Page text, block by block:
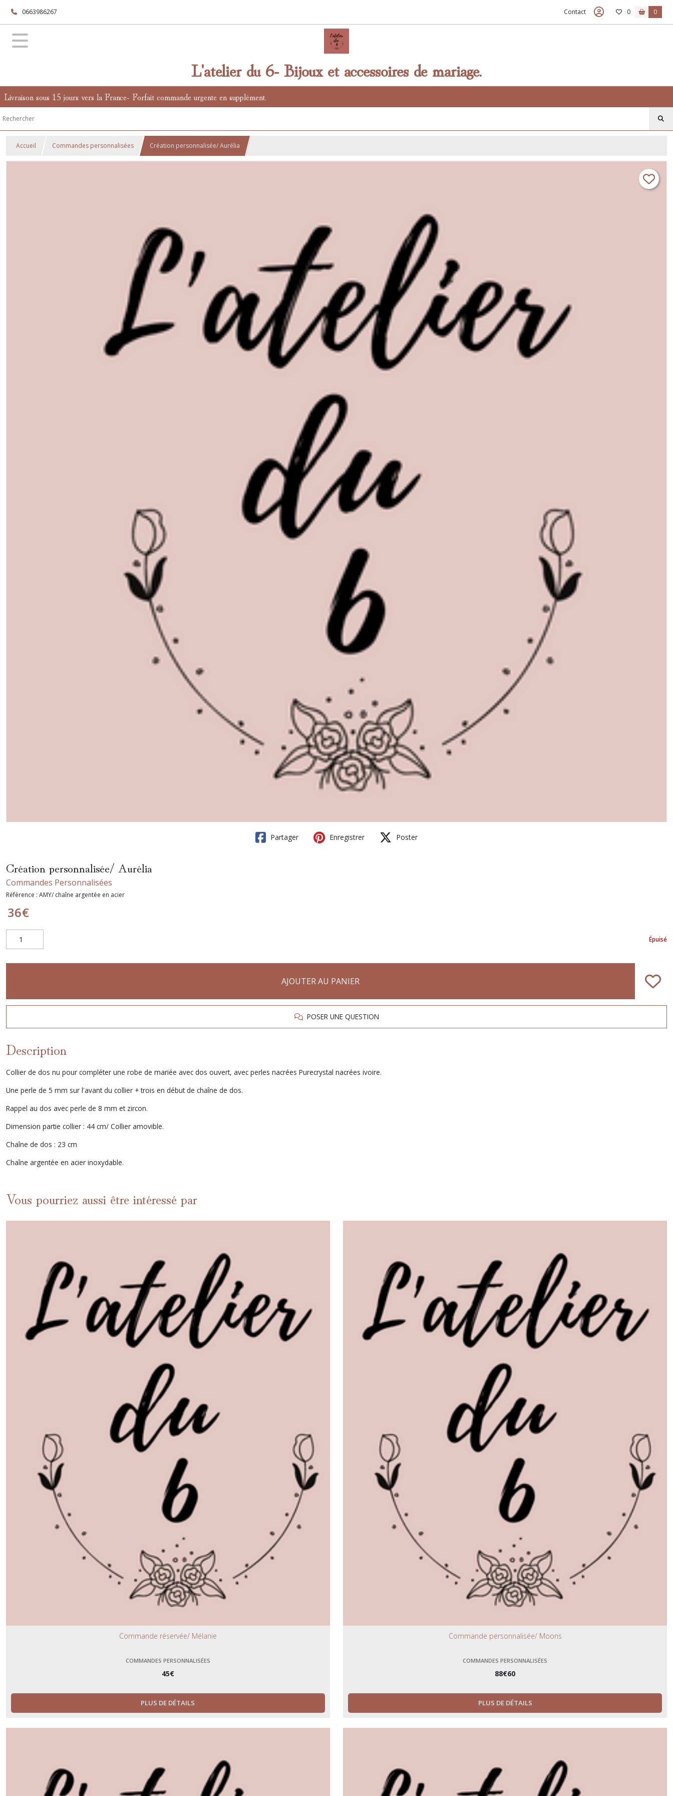
0663986267 Contact 0 0
L'atelier du 6- Bijoux et accessoires de mariage.
Livraison sous 15 jours vers la France- Forfait commande urgente en supplément.
Accueil Commandes personnalisées Création personnalisée/ Aurélia
Partager Enregistrer Poster
Création personnalisée/ Aurélia
Commandes Personnalisées
Référence : AMY/ chaîne argentée en acier
36€
Épuisé
AJOUTER AU PANIER
POSER UNE QUESTION
Description
Collier de dos nu pour compléter une robe de mariée avec dos ouvert, avec perles nacrées Purecrystal nacrées ivoire.
Une perle de 5 mm sur l'avant du collier + trois en début de chaîne de dos.
Rappel au dos avec perle de 8 mm et zircon.
Dimension partie collier : 44 cm/ Collier amovible.
Chaîne de dos : 23 cm
Chaîne argentée en acier inoxydable.
Vous pourriez aussi être intéressé par
Commande réservée/ Mélanie
COMMANDES PERSONNALISÉES
45€
PLUS DE DÉTAILS
Commande personnalisée/ Moons
COMMANDES PERSONNALISÉES
88€60
PLUS DE DÉTAILS